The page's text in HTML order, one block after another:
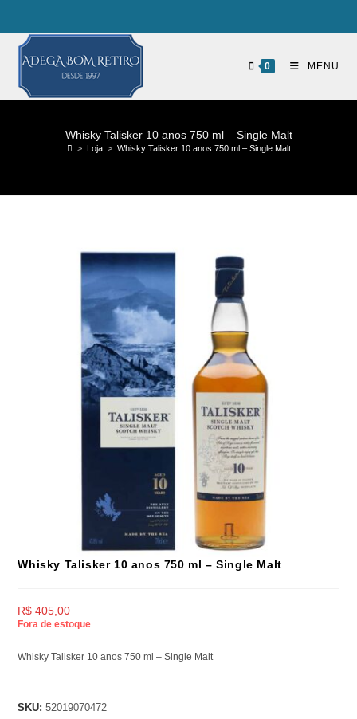
0 MENU
Whisky Talisker 10 anos 750 ml – Single Malt
> Loja > Whisky Talisker 10 anos 750 ml – Single Malt
Whisky Talisker 10 anos 750 ml – Single Malt
R$ 405,00
Fora de estoque
Whisky Talisker 10 anos 750 ml – Single Malt
SKU:52019070472